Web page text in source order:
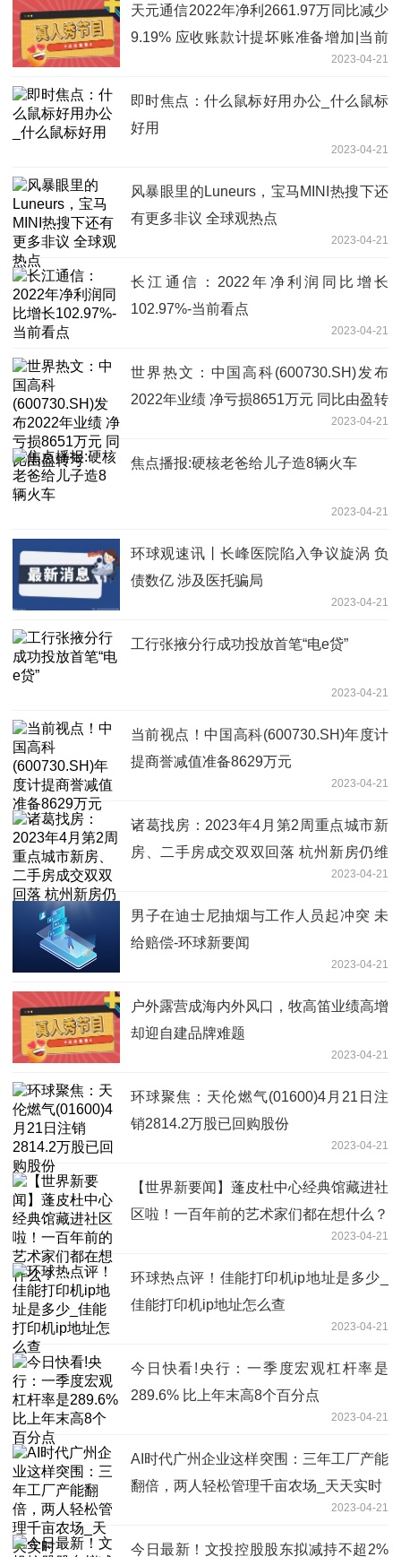
天元通信2022年净利2661.97万同比减少
9.19% 应收账款计提坏账准备增加|当前
2023-04-21
即时焦点：什么鼠标好用办公_什么鼠标
好用
2023-04-21
风暴眼里的Luneurs，宝马MINI热搜下还
有更多非议 全球观热点
2023-04-21
长江通信：2022年净利润同比增长
102.97%-当前看点
2023-04-21
世界热文：中国高科(600730.SH)发布
2022年业绩 净亏损8651万元 同比由盈转
2023-04-21
焦点播报:硬核老爸给儿子造8辆火车
2023-04-21
环球观速讯丨长峰医院陷入争议旋涡 负
债数亿 涉及医托骗局
2023-04-21
工行张掖分行成功投放首笔“电e贷”
2023-04-21
当前视点！中国高科(600730.SH)年度计
提商誉减值准备8629万元
2023-04-21
诸葛找房：2023年4月第2周重点城市新
房、二手房成交双双回落 杭州新房仍维
2023-04-21
男子在迪士尼抽烟与工作人员起冲突 未
给赔偿-环球新要闻
2023-04-21
户外露营成海内外风口，牧高笛业绩高增
却迎自建品牌难题
2023-04-21
环球聚焦：天伦燃气(01600)4月21日注
销2814.2万股已回购股份
2023-04-21
【世界新要闻】蓬皮杜中心经典馆藏进社
区啦！一百年前的艺术家们都在想什么？
2023-04-21
环球热点评！佳能打印机ip地址是多少_
佳能打印机ip地址怎么查
2023-04-21
今日快看!央行：一季度宏观杠杆率是
289.6% 比上年末高8个百分点
2023-04-21
AI时代广州企业这样突围：三年工厂产能
翻倍，两人轻松管理千亩农场_天天实时
2023-04-21
今日最新！文投控股股东拟减持不超2%